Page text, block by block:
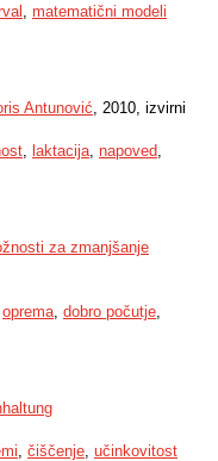
, matematični modeli
Antunović, 2010, izvirni
, laktacija, napoved,
za zmanjšanje
oprema, dobro počutje,
, čiščenje, učinkovitost